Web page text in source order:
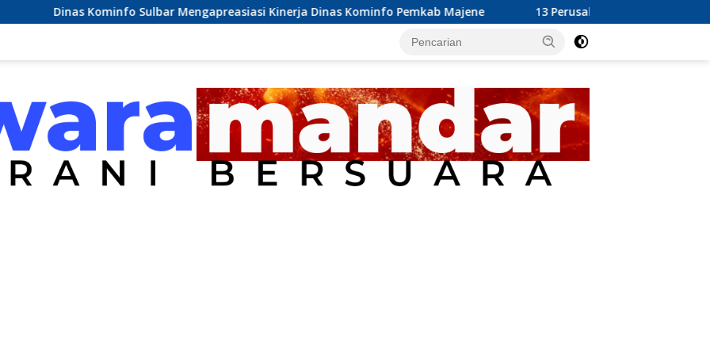
Sulbar Mengapreasiasi Kinerja Dinas Kominfo Pemkab Majene 13 Perusahaan Pabrik Kelapa Sawit (PKS) yang